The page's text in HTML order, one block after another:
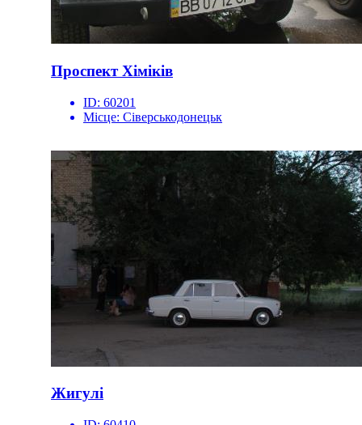
Проспект Хіміків
ID: 60201
Місце: Сіверськодонецьк
Жигулі